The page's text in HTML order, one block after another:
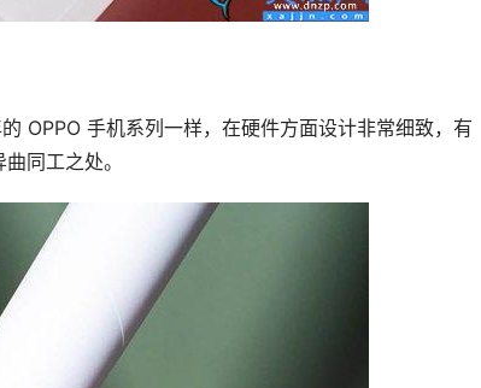
OPPO 手机系列一样，在硬件方面设计非常细致，有
同工之处。